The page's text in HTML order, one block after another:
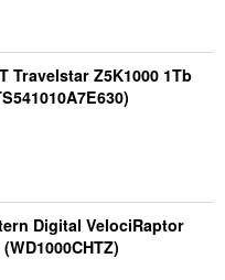
Travelstar Z5K1000 1Tb
Digital VelociRaptor